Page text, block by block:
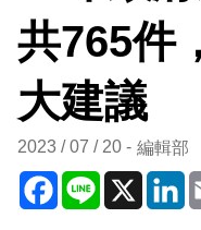
共765件
大建議
2023 / 07 / 20 編輯部
Facebook
Line X